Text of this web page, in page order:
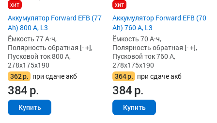
хит
Аккумулятор Forward EFB (77
Ah) 800 А, L3
Ёмкость 77 А·ч,
Полярность обратная [- +],
Пусковой ток 800 А,
278x175x190
362р. при сдаче акб
384р.
Купить
хит
Аккумулятор Forward EFB (70
Ah) 760 А, L3
Ёмкость 70 А·ч,
Полярность обратная [- +],
Пусковой ток 760 А,
278x175x190
364р. при сдаче акб
384р.
Купить